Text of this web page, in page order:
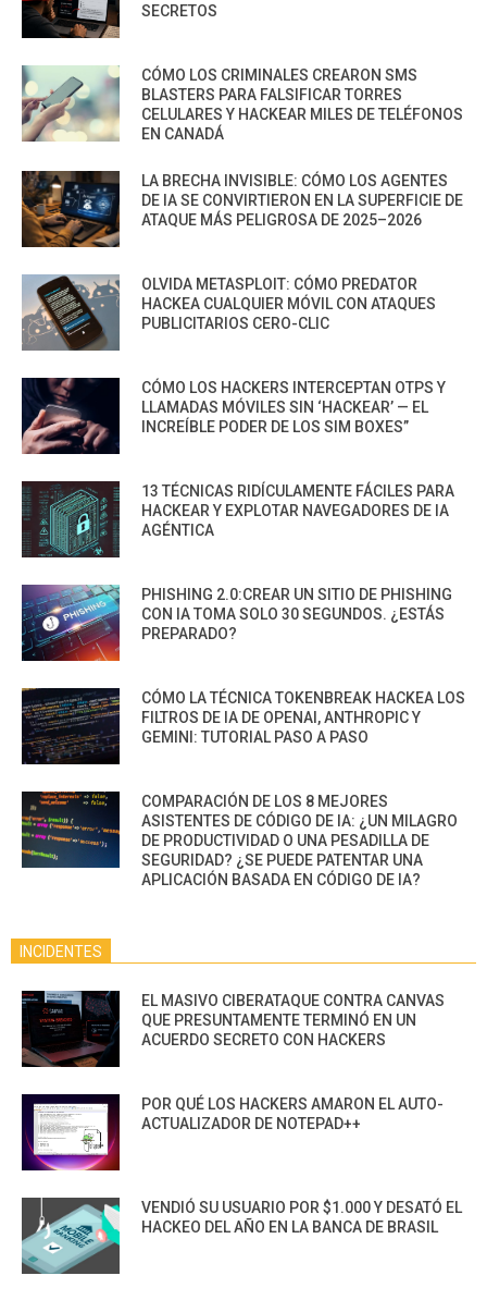
SECRETOS
CÓMO LOS CRIMINALES CREARON SMS
BLASTERS PARA FALSIFICAR TORRES
CELULARES Y HACKEAR MILES DE TELÉFONOS
EN CANADÁ
LA BRECHA INVISIBLE: CÓMO LOS AGENTES
DE IA SE CONVIRTIERON EN LA SUPERFICIE DE
ATAQUE MÁS PELIGROSA DE 2025–2026
OLVIDA METASPLOIT: CÓMO PREDATOR
HACKEA CUALQUIER MÓVIL CON ATAQUES
PUBLICITARIOS CERO-CLIC
CÓMO LOS HACKERS INTERCEPTAN OTPS Y
LLAMADAS MÓVILES SIN ‘HACKEAR’ — EL
INCREÍBLE PODER DE LOS SIM BOXES”
13 TÉCNICAS RIDÍCULAMENTE FÁCILES PARA
HACKEAR Y EXPLOTAR NAVEGADORES DE IA
AGÉNTICA
PHISHING 2.0:CREAR UN SITIO DE PHISHING
CON IA TOMA SOLO 30 SEGUNDOS. ¿ESTÁS
PREPARADO?
CÓMO LA TÉCNICA TOKENBREAK HACKEA LOS
FILTROS DE IA DE OPENAI, ANTHROPIC Y
GEMINI: TUTORIAL PASO A PASO
COMPARACIÓN DE LOS 8 MEJORES
ASISTENTES DE CÓDIGO DE IA: ¿UN MILAGRO
DE PRODUCTIVIDAD O UNA PESADILLA DE
SEGURIDAD? ¿SE PUEDE PATENTAR UNA
APLICACIÓN BASADA EN CÓDIGO DE IA?
INCIDENTES
EL MASIVO CIBERATAQUE CONTRA CANVAS
QUE PRESUNTAMENTE TERMINÓ EN UN
ACUERDO SECRETO CON HACKERS
POR QUÉ LOS HACKERS AMARON EL AUTO-
ACTUALIZADOR DE NOTEPAD++
VENDIÓ SU USUARIO POR $1.000 Y DESATÓ EL
HACKEO DEL AÑO EN LA BANCA DE BRASIL